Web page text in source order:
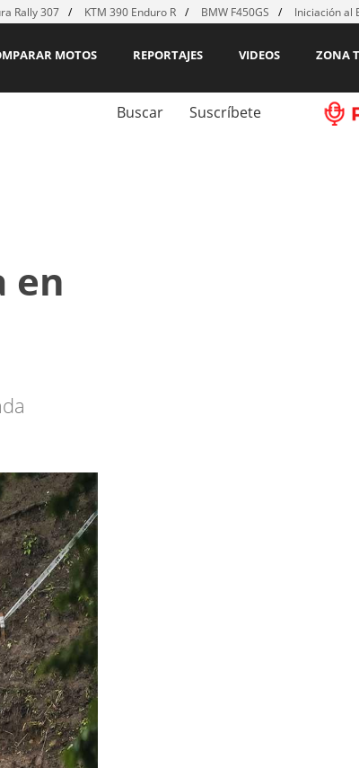
Rally 307 KTM 390 Enduro R BMW F450GS Iniciación al
ZONA
VIDEOS
REPORTAJES
MOTOS
Buscar Suscríbete
en